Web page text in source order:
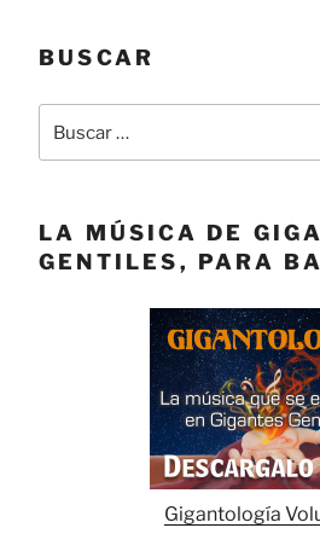
BUSCAR
Buscar
LA MÚSICA DE
GENTILES, PARA
Gigantología